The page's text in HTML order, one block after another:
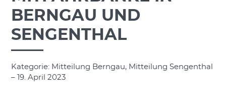
BERNGAU UND
SENGENTHAL
Kategorie: Mitteilung Berngau, Mitteilung Sengenthal
– 19. April 2023